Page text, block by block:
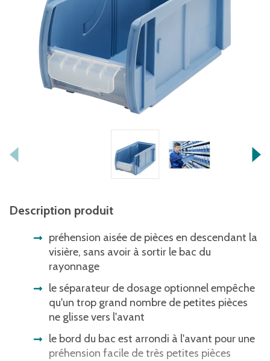
Description produit
préhension aisée de pièces en descendant la
visière, sans avoir à sortir le bac du
rayonnage
le séparateur de dosage optionnel empêche
qu'un trop grand nombre de petites pièces
ne glisse vers l'avant
le bord du bac est arrondi à l'avant pour une
préhension facile de très petites pièces